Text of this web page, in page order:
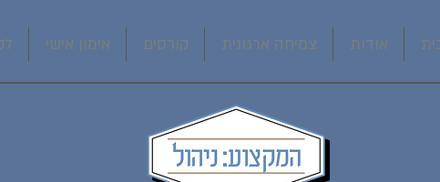
אודות צמיחה ארגונית קורסים אימון אישי